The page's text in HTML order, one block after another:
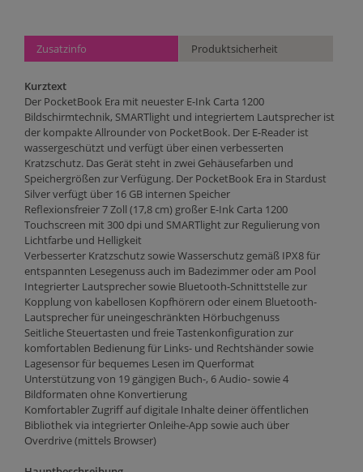
Zusatzinfo Produktsicherheit
Kurztext
Der PocketBook Era mit neuester E-Ink Carta 1200
Bildschirmtechnik, SMARTlight und integriertem Lautsprecher ist
der kompakte Allrounder von PocketBook. Der E-Reader ist
wassergeschützt und verfügt über einen verbesserten
Kratzschutz. Das Gerät steht in zwei Gehäusefarben und
Speichergrößen zur Verfügung. Der PocketBook Era in Stardust
Silver verfügt über 16 GB internen Speicher
Reflexionsfreier 7 Zoll (17,8 cm) großer E-Ink Carta 1200
Touchscreen mit 300 dpi und SMARTlight zur Regulierung von
Lichtfarbe und Helligkeit
Verbesserter Kratzschutz sowie Wasserschutz gemäß IPX8 für
entspannten Lesegenuss auch im Badezimmer oder am Pool
Integrierter Lautsprecher sowie Bluetooth-Schnittstelle zur
Kopplung von kabellosen Kopfhörern oder einem Bluetooth-
Lautsprecher für uneingeschränkten Hörbuchgenuss
Seitliche Steuertasten und freie Tastenkonfiguration zur
komfortablen Bedienung für Links- und Rechtshänder sowie
Lagesensor für bequemes Lesen im Querformat
Unterstützung von 19 gängigen Buch-, 6 Audio- sowie 4
Bildformaten ohne Konvertierung
Komfortabler Zugriff auf digitale Inhalte deiner öffentlichen
Bibliothek via integrierter Onleihe-App sowie auch über
Overdrive (mittels Browser)